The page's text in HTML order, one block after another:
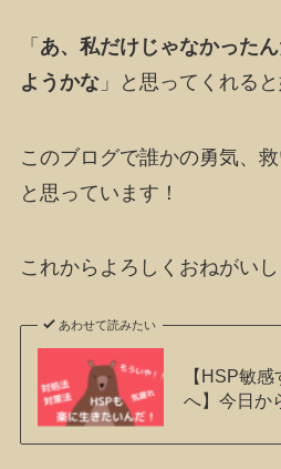
「 あ、私だけじゃなかったん
ようかな」と思ってくれると
このブログで誰かの勇気、
と思っています！
これからよろしくおねがい
あわせて読みたい
【HSP敏
へ】今日か